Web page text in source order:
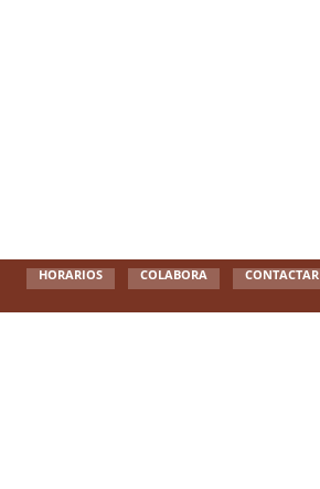
HORARIOS COLABORA CONTACTAR